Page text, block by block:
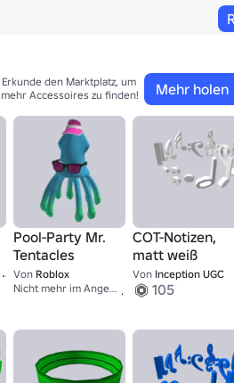
Mehr holen
Erkunde den Marktplatz, um
mehr Accessoires zu finden!
1,337
Pool-Party Mr.
Tentacles
Von Roblox
Nicht mehr im Angebot
9,001
COT-Notizen,
matt weiß
Von Inception UGC
105